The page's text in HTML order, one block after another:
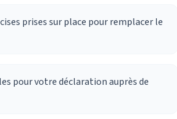
prises sur place pour remplacer le
pour votre déclaration auprès de